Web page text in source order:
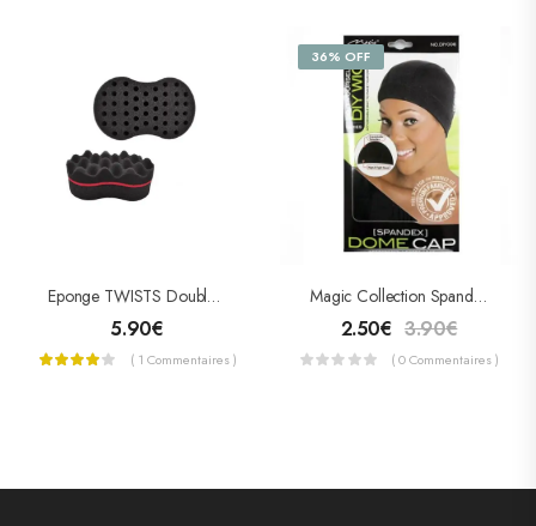
Eponge TWISTS Double Face (grand Format)
5.90€
( 1 Commentaires )
36% OFF
Magic Collection Spandex Dome Cap
2.50€ 3.90€
( 0 Commentaires )